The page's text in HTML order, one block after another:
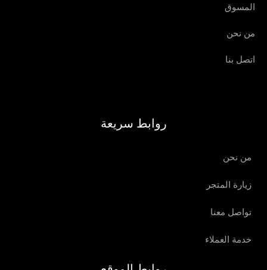
المسوق
من نحن
اتصل بنا
روابط سريعة
من نحن
زيارة المتجر
تواصل معنا
خدمة العملاء